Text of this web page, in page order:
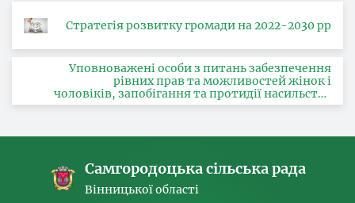
Стратегія розвитку громади на 2022-2030 рр
Уповноважені особи з питань забезпечення
рівних прав та можливостей жінок і
чоловіків, запобігання та протидії насильству
за ознакою статі, з питань здійснення заходів,
Самгородоцька сільська рада
Вінницької області